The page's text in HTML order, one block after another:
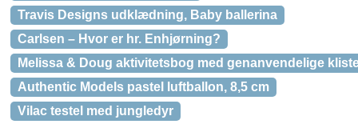
Travis Designs udklædning, Baby ballerina
Carlsen – Hvor er hr. Enhjørning?
Melissa & Doug aktivitetsbog med genanvendelige
Authentic Models pastel luftballon, 8,5 cm
Vilac testel med jungledyr